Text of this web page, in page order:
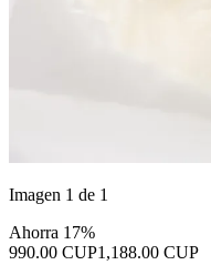
Imagen 1 de 1
Ahorra 17%
990.00 CUP1,188.00 CUP